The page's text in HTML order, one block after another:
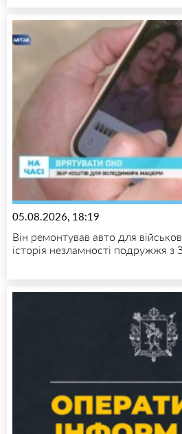
05.08.2026, 18:19
Він ремонтував авто для
історія незламності подружжя з